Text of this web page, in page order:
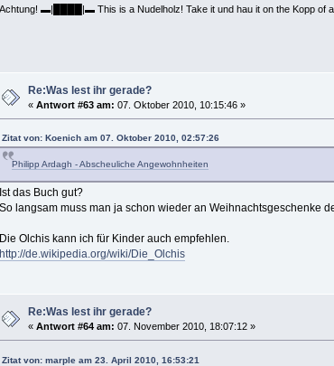
Achtung! ▬|████|▬ This is a Nudelholz! Take it und hau it on the Kopp of
Re:Was lest ihr gerade?
«Antwort #63 am: 07. Oktober 2010, 10:15:46 »
Zitat von: Koenich am 07. Oktober 2010, 02:57:26
Philipp Ardagh - Abscheuliche Angewohnheiten
Ist das Buch gut?
So langsam muss man ja schon wieder an Weihnachtsgeschenke
Die Olchis kann ich für Kinder auch empfehlen.
http://de.wikipedia.org/wiki/Die_Olchis
Re:Was lest ihr gerade?
«Antwort #64 am: 07. November 2010, 18:07:12 »
Zitat von: marple am 23. April 2010, 16:53:21